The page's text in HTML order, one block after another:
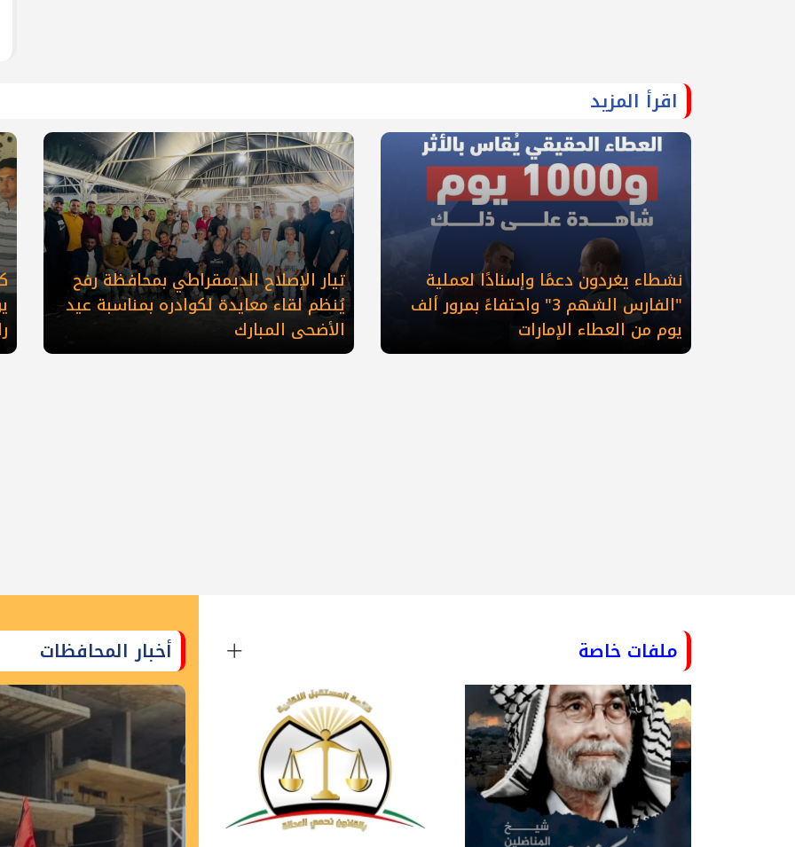
اقرأ المزيد
نشطاء يغردون دعمًا وإسنادًا لعملية
"الفارس الشهم 3" واحتفاءً بمرور ألف
يوم من العطاء الإمارات
تيار الإصلاح الديمقراطي بمحافظة رفح
يُنظم لقاء معايدة لكوادره بمناسبة عيد
الأضحى المبارك
ملفات خاصة أخبار المحافظات